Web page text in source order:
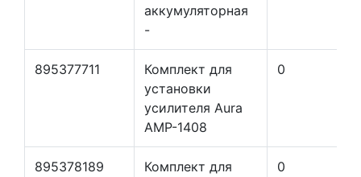
аккумуляторная
-
895377711
Комплект для
установки
усилителя Aura
AMP-1408
0
895378189
Комплект для
0